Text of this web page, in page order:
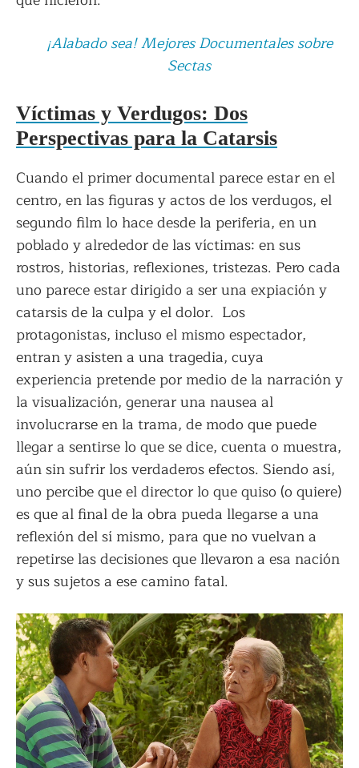
¡Alabado sea! Mejores Documentales sobre
Sectas
Víctimas y Verdugos: Dos
Perspectivas para la Catarsis
Cuando el primer documental parece estar en el
centro, en las figuras y actos de los verdugos, el
segundo film lo hace desde la periferia, en un
poblado y alrededor de las víctimas: en sus
rostros, historias, reflexiones, tristezas. Pero cada
uno parece estar dirigido a ser una expiación y
catarsis de la culpa y el dolor. Los
protagonistas, incluso el mismo espectador,
entran y asisten a una tragedia, cuya
experiencia pretende por medio de la narración y
la visualización, generar una nausea al
involucrarse en la trama, de modo que puede
llegar a sentirse lo que se dice, cuenta o muestra,
aún sin sufrir los verdaderos efectos. Siendo así,
uno percibe que el director lo que quiso (o quiere)
es que al final de la obra pueda llegarse a una
reflexión del sí mismo, para que no vuelvan a
repetirse las decisiones que llevaron a esa nación
y sus sujetos a ese camino fatal.